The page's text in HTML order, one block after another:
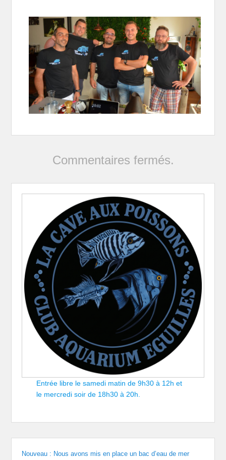
Commentaires fermés.
Entrée libre le samedi matin de 9h30 à 12h et
le mercredi soir de 18h30 à 20h.
Nouveau : Nous avons mis en place un bac d’eau de mer